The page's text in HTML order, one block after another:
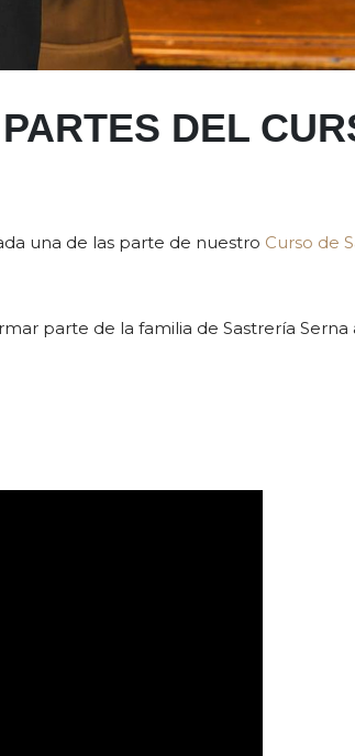
DEL
una de las parte de nuestro Curso de
parte de la familia de Sastrería Serna